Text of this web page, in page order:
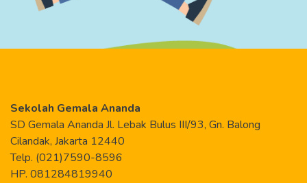
Sekolah Gemala Ananda
SD Gemala Ananda Jl. Lebak Bulus III/93, Gn. Balong
Cilandak, Jakarta 12440
Telp. (021)7590-8596
HP. 081284819940